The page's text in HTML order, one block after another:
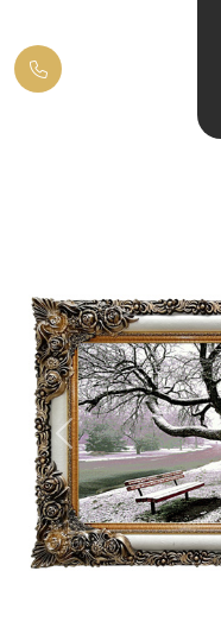
Previous